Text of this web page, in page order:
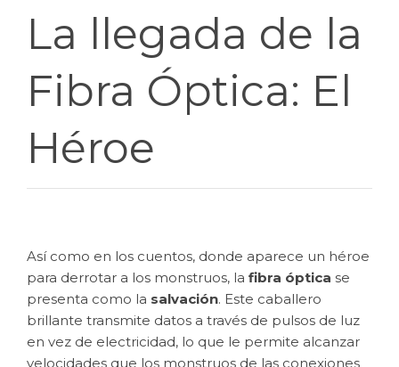
La llegada de la
Fibra Óptica: El
Héroe
Así como en los cuentos, donde aparece un héroe
para derrotar a los monstruos, la fibra óptica se
presenta como la salvación. Este caballero
brillante transmite datos a través de pulsos de luz
en vez de electricidad, lo que le permite alcanzar
velocidades que los monstruos de las conexiones